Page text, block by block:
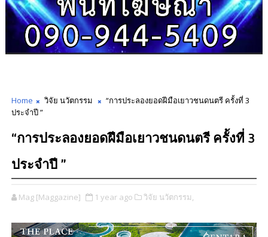
Home วิจัย นวัตกรรม
“การประลองยอดฝีมือเยาวชนดนตรี ครั้งที่ 3
ประจำปี ”
“การประลองยอดฝีมือเยาวชนดนตรี ครั้งที่ 3
ประจำปี ”
Mag [Maggazine] 1 year ago วิจัย นวัตกรรม,